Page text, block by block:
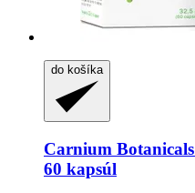
do košíka
Carnium Botanicals
60 kapsúl